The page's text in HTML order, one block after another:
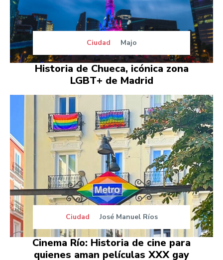
Ciudad Majo
Historia de Chueca, icónica zona
LGBT+ de Madrid
Ciudad José Manuel Ríos
Cinema Río: Historia de cine para
quienes aman películas XXX gay